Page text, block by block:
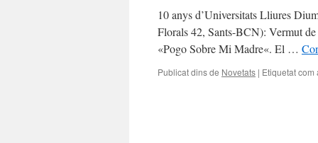
10 anys d’Universitats Lliures
Florals 42, Sants-BCN): Vermut de
«Pogo Sobre Mi Madre«. El …
Publicat dins de Novetats | Etiquetat com